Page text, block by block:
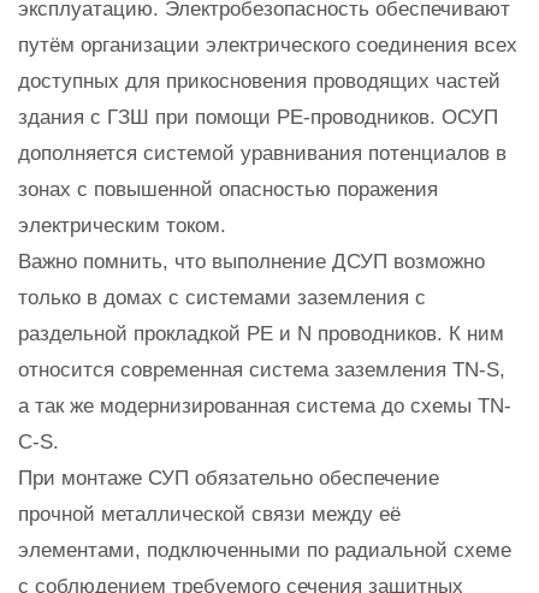
эксплуатацию. Электробезопасность обеспечивают
путём организации электрического соединения всех
доступных для прикосновения проводящих частей
здания с ГЗШ при помощи РЕ-проводников. ОСУП
дополняется системой уравнивания потенциалов в
зонах с повышенной опасностью поражения
электрическим током.
Важно помнить, что выполнение ДСУП возможно
только в домах с системами заземления с
раздельной прокладкой PE и N проводников. К ним
относится современная система заземления TN-S,
а так же модернизированная система до схемы TN-
C-S.
При монтаже СУП обязательно обеспечение
прочной металлической связи между её
элементами, подключенными по радиальной схеме
с соблюдением требуемого сечения защитных